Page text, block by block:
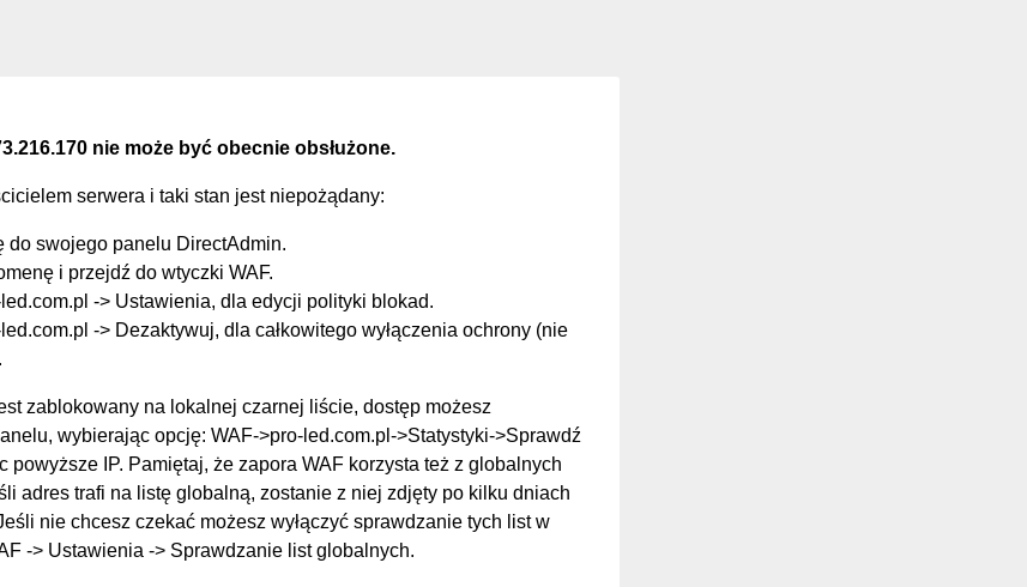
nie może być obecnie obsłużone.
serwera i taki stan jest niepożądany:
do swojego panelu DirectAdmin.
i przejdź do wtyczki WAF.
-> Ustawienia, dla edycji polityki blokad.
-> Dezaktywuj, dla całkowitego wyłączenia ochrony (nie
zablokowany na lokalnej czarnej liście, dostęp możesz
wybierając opcję: WAF->pro-led.com.pl->Statystyki->Sprawdź
powyższe IP. Pamiętaj, że zapora WAF korzysta też z globalnych
adres trafi na listę globalną, zostanie z niej zdjęty po kilku dniach
nie chcesz czekać możesz wyłączyć sprawdzanie tych list w
-> Ustawienia -> Sprawdzanie list globalnych.